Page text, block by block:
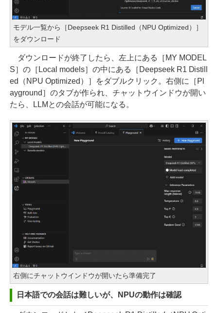
モデル一覧から［Deepseek R1 Distilled（NPU Optimized）］
をダウンロード
ダウンロードが終了したら、左上にある［MY MODEL
S］の［Local models］の中にある［Deepseek R1 Distill
ed（NPU Optimized）］をダブルクリック。右側に［Pl
ayground］のタブが作られ、チャットウインドウが開い
たら、LLMとの会話が可能になる。
右側にチャットウインドウが開いたら準備完了
日本語での会話は難しいが、NPUの動作は確認